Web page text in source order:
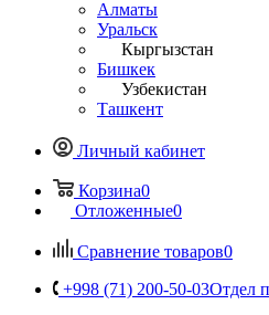
Алматы
Уральск
Кыргызстан
Бишкек
Узбекистан
Ташкент
Личный кабинет
Корзина0
Отложенные0
Сравнение товаров0
+998 (71) 200-50-03Отдел